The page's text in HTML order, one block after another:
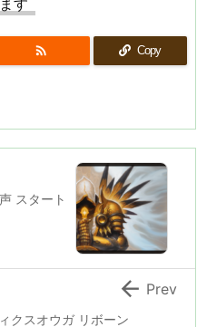
 Copy
スタート
クスオウガ リボーン
 Prev